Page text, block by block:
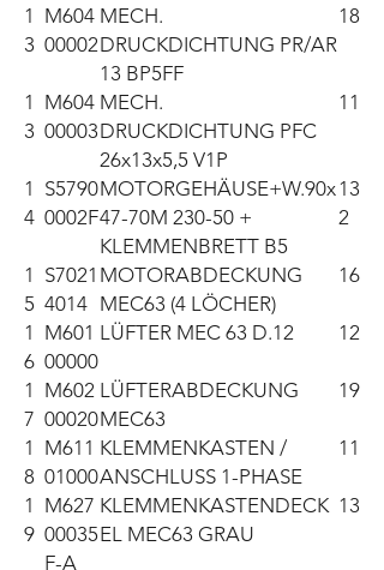
1
3
M604
00002
MECH.
DRUCKDICHTUNG PR/AR
13 BP5FF
18
1
3
M604
00003
MECH.
DRUCKDICHTUNG PFC
26x13x5,5 V1P
11
1
4
S5790
0002F
MOTORGEHÄUSE+W.90x
47-70M 230-50 +
KLEMMENBRETT B5
13
2
1
5
S7021
4014
MOTORABDECKUNG
MEC63 (4 LÖCHER)
16
1
6
M601
00000
LÜFTER MEC 63 D.12 12
1
7
M602
00020
LÜFTERABDECKUNG
MEC63
19
1
8
M611
01000
KLEMMENKASTEN /
ANSCHLUSS 1-PHASE
11
1
9
M627
00035
F-A
KLEMMENKASTENDECK
EL MEC63 GRAU
13